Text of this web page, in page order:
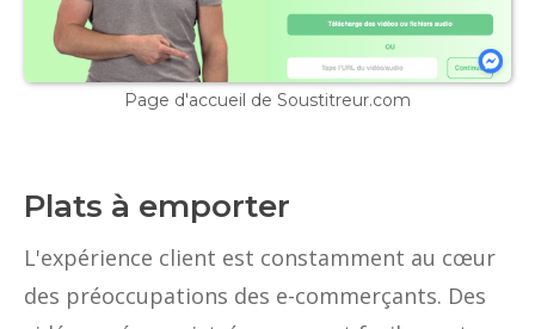
Page d'accueil de Soustitreur.com
Plats à emporter
L'expérience client est constamment au cœur
des préoccupations des e-commerçants. Des